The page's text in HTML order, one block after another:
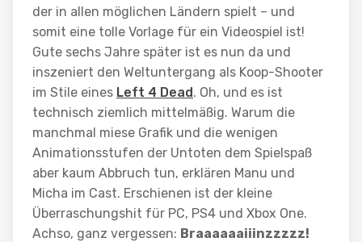
der in allen möglichen Ländern spielt – und
somit eine tolle Vorlage für ein Videospiel ist!
Gute sechs Jahre später ist es nun da und
inszeniert den Weltuntergang als Koop-Shooter
im Stile eines Left 4 Dead. Oh, und es ist
technisch ziemlich mittelmäßig. Warum die
manchmal miese Grafik und die wenigen
Animationsstufen der Untoten dem Spielspaß
aber kaum Abbruch tun, erklären Manu und
Micha im Cast. Erschienen ist der kleine
Überraschungshit für PC, PS4 und Xbox One.
Achso, ganz vergessen: Braaaaaaiiinzzzzz!